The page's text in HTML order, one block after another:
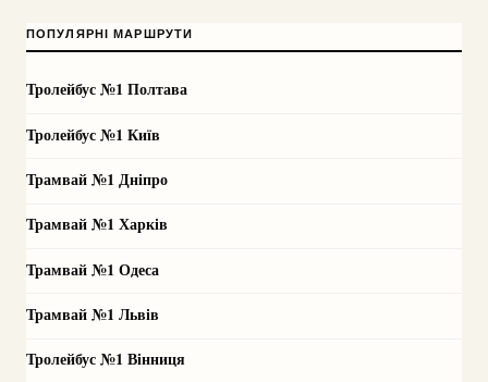
ПОПУЛЯРНІ МАРШРУТИ
Тролейбус №1 Полтава
Тролейбус №1 Київ
Трамвай №1 Дніпро
Трамвай №1 Харків
Трамвай №1 Одеса
Трамвай №1 Львів
Тролейбус №1 Вінниця